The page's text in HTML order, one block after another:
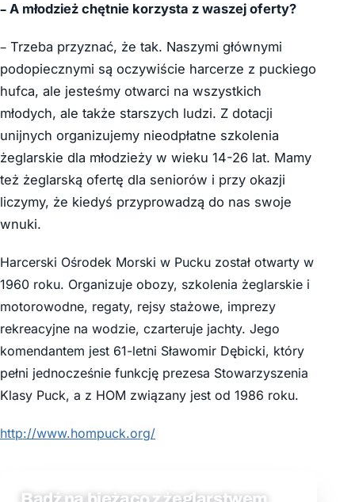
– A młodzież chętnie korzysta z waszej oferty?
– Trzeba przyznać, że tak. Naszymi głównymi
podopiecznymi są oczywiście harcerze z puckiego
hufca, ale jesteśmy otwarci na wszystkich
młodych, ale także starszych ludzi. Z dotacji
unijnych organizujemy nieodpłatne szkolenia
żeglarskie dla młodzieży w wieku 14-26 lat. Mamy
też żeglarską ofertę dla seniorów i przy okazji
liczymy, że kiedyś przyprowadzą do nas swoje
wnuki.
Harcerski Ośrodek Morski w Pucku został otwarty w
1960 roku. Organizuje obozy, szkolenia żeglarskie i
motorowodne, regaty, rejsy stażowe, imprezy
rekreacyjne na wodzie, czarteruje jachty. Jego
komendantem jest 61-letni Sławomir Dębicki, który
pełni jednocześnie funkcję prezesa Stowarzyszenia
Klasy Puck, a z HOM związany jest od 1986 roku.
http://www.hompuck.org/